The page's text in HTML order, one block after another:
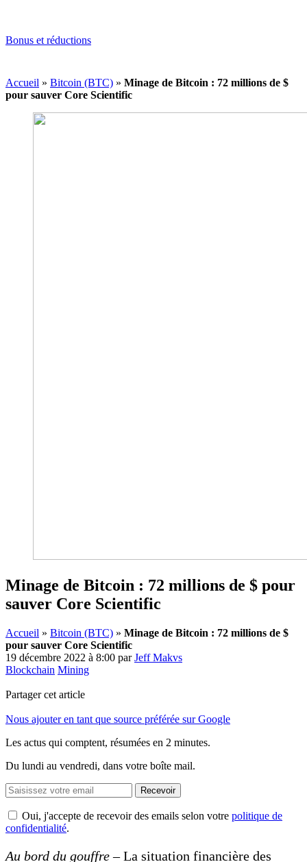
Bonus et réductions
Accueil » Bitcoin (BTC) » Minage de Bitcoin : 72 millions de $
pour sauver Core Scientific
Minage de Bitcoin : 72 millions de $ pour
sauver Core Scientific
Accueil » Bitcoin (BTC) » Minage de Bitcoin : 72 millions de $
pour sauver Core Scientific
19 décembre 2022 à 8:00 parJeff Makvs
Blockchain Mining
Partager cet article
Nous ajouter en tant que source préférée sur Google
Les actus qui comptent, résumées en 2 minutes.
Du lundi au vendredi, dans votre boîte mail.
Recevoir
Oui, j'accepte de recevoir des emails selon votre politique de
confidentialité.
Au bord du gouffre –La situation financière des